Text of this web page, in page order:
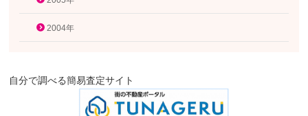
2004年
自分で調べる簡易査定サイト